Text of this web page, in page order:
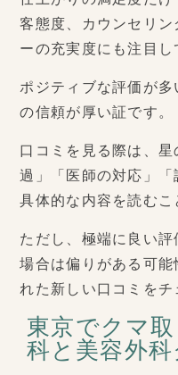
客態度、カウンセリ
ーの充実度にも注目し
ポジティブな評価が
の信頼が厚い証です。
口コミを見る際は、
過」「医師の対応」
具体的な内容を読むこ
ただし、極端に良い
場合は偏りがある可
れた新しい口コミをチ
東京でクマ
科と美容外